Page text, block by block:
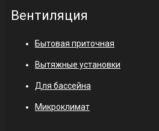
Вентиляция
Бытовая приточная
Вытяжные установки
Для бассейна
Микроклимат